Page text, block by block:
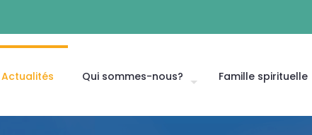
Actualités Qui sommes-nous? Famille spirituelle